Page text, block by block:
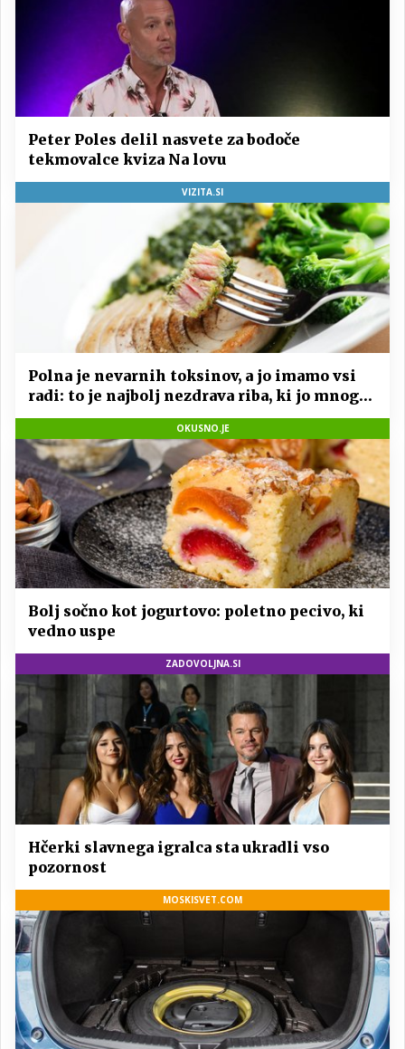
Peter Poles delil nasvete za bodoče
tekmovalce kviza Na lovu
VIZITA.SI
Polna je nevarnih toksinov, a jo imamo vsi
radi: to je najbolj nezdrava riba, ki jo mnogi
redno uživajo
OKUSNO.JE
Bolj sočno kot jogurtovo: poletno pecivo, ki
vedno uspe
ZADOVOLJNA.SI
Hčerki slavnega igralca sta ukradli vso
pozornost
MOSKISVET.COM